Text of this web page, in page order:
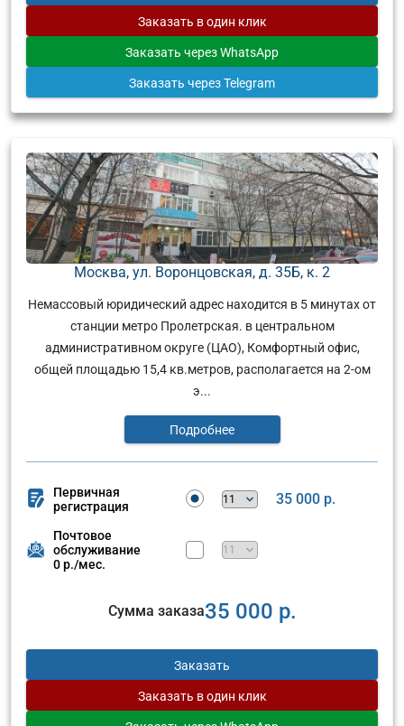
Заказать в один клик
Заказать через WhatsApp
Заказать через Telegram
Москва, ул. Воронцовская, д. 35Б, к. 2
Немассовый юридический адрес находится в 5 минутах от
станции метро Пролетрская. в центральном
административном округе (ЦАО), Комфортный офис,
общей площадью 15,4 кв.метров, располагается на 2-ом
э...
Подробнее
Первичная
регистрация
35 000 р.
Почтовое
обслуживание
0 р./мес.
Сумма заказа35 000 р.
Заказать
Заказать в один клик